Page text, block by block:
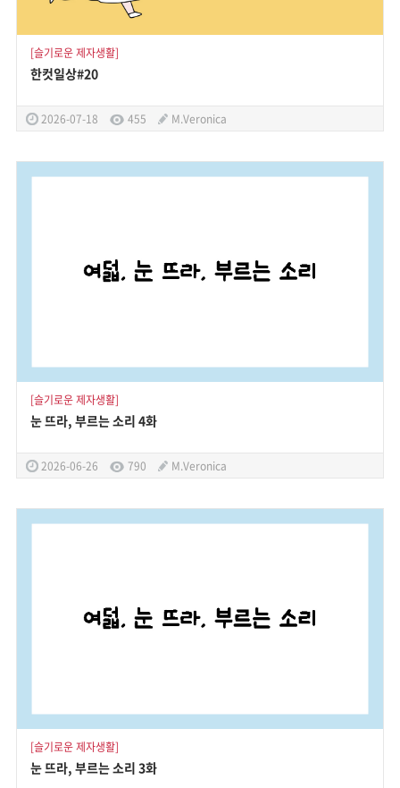
[슬기로운 제자생활]
한컷일상#20
2026-07-18 455 M.Veronica
[슬기로운 제자생활]
눈 뜨라, 부르는 소리 4화
2026-06-26 790 M.Veronica
[슬기로운 제자생활]
눈 뜨라, 부르는 소리 3화